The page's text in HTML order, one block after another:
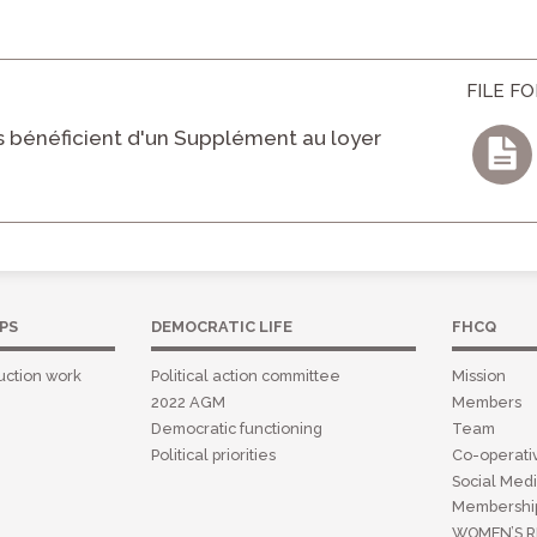
bénéficient d'un Supplément au loyer
FILE
work
DEMOCRATIC LIFE
Political action committee
2022 AGM
Democratic functioning
Political priorities
FHCQ
Mission
Members
Team
Co-
Social
WOMEN’S